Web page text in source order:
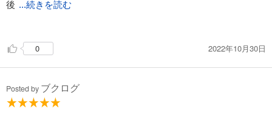
後 ...続きを読む
0 2022年10月30日
Posted by ブクログ